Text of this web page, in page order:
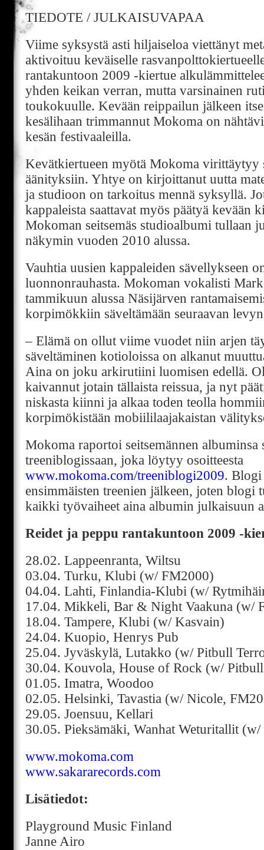
TIEDOTE / JULKAISUVAPAA
Viime syksystä asti hiljaiseloa viettänyt
aktivoituu keväiselle
rantakuntoon 2009 -kiertue
yhden keikan verran, mutta varsinainen
toukokuulle. Kevään reippailun jälkeen
kesälihaan trimmannut Mokoma on
kesän festivaaleilla.
Kevätkiertueen myötä Mokoma virittäytyy
äänityksiin. Yhtye on kirjoittanut uutta
ja studioon on tarkoitus mennä syksyllä.
kappaleista saattavat myös päätyä kevään
Mokoman seitsemäs studioalbumi tullaan
näkymin vuoden 2010 alussa.
Vauhtia uusien kappaleiden sävellykseen
luonnonrauhasta. Mokoman vokalisti
tammikuun alussa Näsijärven
korpimökkiin säveltämään seuraavan
– Elämä on ollut viime vuodet niin arjen
säveltäminen kotioloissa on alkanut
Aina on joku arkirutiini luomisen edellä.
kaivannut jotain tällaista reissua, ja nyt
niskasta kiinni ja alkaa toden teolla
korpimökistään mobiililaajakaistan
Mokoma raportoi seitsemännen albuminsa
treeniblogissaan, joka löytyy osoitteesta
www.mokoma.com/treeniblogi2009. Blogi
ensimmäisten treenien jälkeen, joten blogi
kaikki työvaiheet aina albumin julkaisuun
Reidet ja peppu rantakuntoon 2009 -
28.02. Lappeenranta, Wiltsu
03.04. Turku, Klubi (w/ FM2000)
04.04. Lahti, Finlandia-Klubi (w/
17.04. Mikkeli, Bar & Night Vaakuna (w/
18.04. Tampere, Klubi (w/ Kasvain)
24.04. Kuopio, Henrys Pub
25.04. Jyväskylä, Lutakko (w/ Pitbull
30.04. Kouvola, House of Rock (w/
01.05. Imatra, Woodoo
02.05. Helsinki, Tavastia (w/ Nicole,
29.05. Joensuu, Kellari
30.05. Pieksämäki, Wanhat Weturitallit
www.mokoma.com
www.sakararecords.com
Lisätiedot:
Playground Music Finland
Janne Airo